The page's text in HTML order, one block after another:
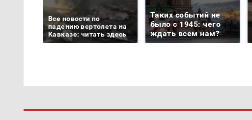
Все новости по
падению вертолета на
Кавказе: читать здесь
Таких событий не
было с 1945: чего
ждать всем нам?